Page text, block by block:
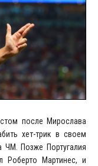
после Мирослава
хет-трик в своем
Позже Португалия
Роберто Мартинес, и